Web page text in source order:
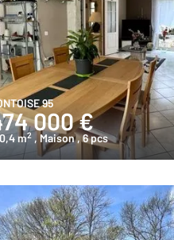
95
000 €
m2 , Maison, 6 pcs